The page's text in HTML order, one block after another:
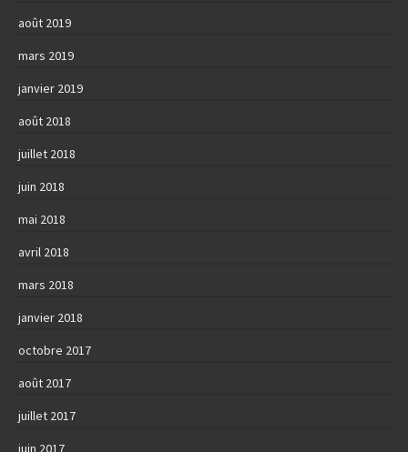
août 2019
mars 2019
janvier 2019
août 2018
juillet 2018
juin 2018
mai 2018
avril 2018
mars 2018
janvier 2018
octobre 2017
août 2017
juillet 2017
juin 2017